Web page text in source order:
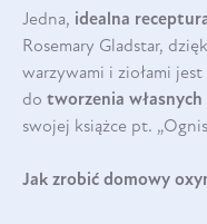
Jedna, idealna
Rosemary Gladstar,
warzywami i ziołami jest
do tworzenia własnych
swojej książce pt.
Jak zrobić domowy